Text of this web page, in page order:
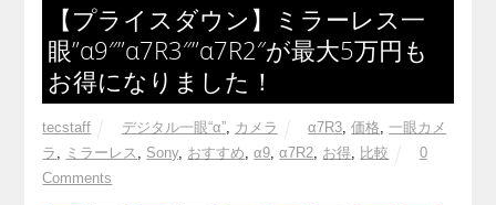
【プライスダウン】ミラーレス一
眼”α9″”α7R3″”α7R2″が最大5万円も
お得になりました！
tecstaff デジタル一眼“α”, カメラ α7R3,価格, 一眼カメ
ラ , ミラーレス , Sony, おすすめ,α9,α7R2, お得, 比較
0
Comments